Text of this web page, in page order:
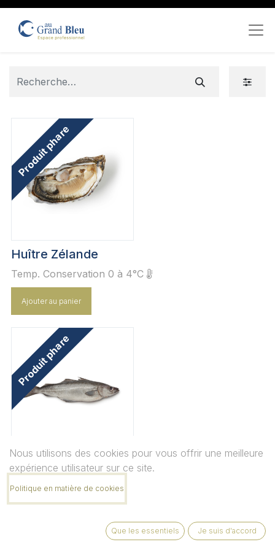
Produit phare
Huître Zélande
Temp. Conservation 0 à 4°C
Ajouter au panier
Produit phare
Lieu noir
Temp. Conservation 0 à 4°C
Nous utilisons des cookies pour vous offrir une meilleure
expérience utilisateur sur ce site.
Politique en matière de cookies
Que les essentiels Je suis d'accord